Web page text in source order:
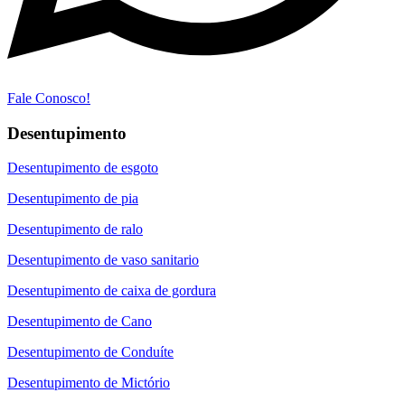
Fale Conosco!
Desentupimento
Desentupimento de esgoto
Desentupimento de pia
Desentupimento de ralo
Desentupimento de vaso sanitario
Desentupimento de caixa de gordura
Desentupimento de Cano
Desentupimento de Conduíte
Desentupimento de Mictório